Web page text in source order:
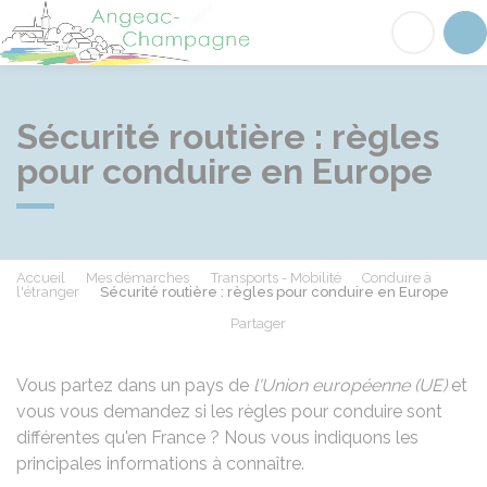
Angeac-Champagne
Sécurité routière : règles
pour conduire en Europe
Accueil Mes démarches Transports - Mobilité
Conduire à
l'étranger
Sécurité routière : règles pour conduire en Europe
Partager
Vous partez dans un pays de l'Union européenne (UE)et
vous vous demandez si les règles pour conduire sont
différentes qu'en France ? Nous vous indiquons les
principales informations à connaître.